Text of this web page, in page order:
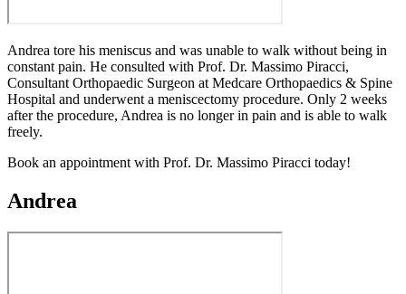
Andrea tore his meniscus and was unable to walk without being in
constant pain. He consulted with Prof. Dr. Massimo Piracci,
Consultant Orthopaedic Surgeon at Medcare Orthopaedics & Spine
Hospital and underwent a meniscectomy procedure. Only 2 weeks
after the procedure, Andrea is no longer in pain and is able to walk
freely.
Book an appointment with Prof. Dr. Massimo Piracci today!
Andrea